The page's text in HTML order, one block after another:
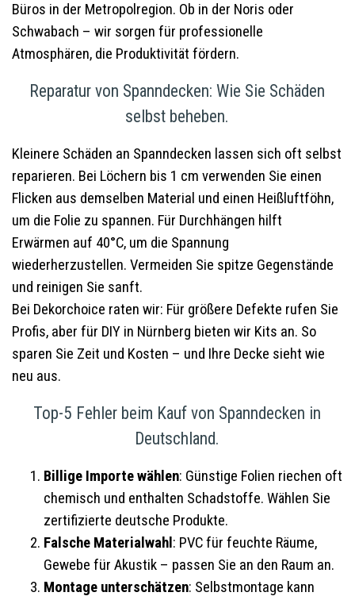
Büros in der Metropolregion. Ob in der Noris oder
Schwabach – wir sorgen für professionelle
Atmosphären, die Produktivität fördern.
Reparatur von Spanndecken: Wie Sie Schäden
selbst beheben.
Kleinere Schäden an Spanndecken lassen sich oft selbst
reparieren. Bei Löchern bis 1 cm verwenden Sie einen
Flicken aus demselben Material und einen Heißluftföhn,
um die Folie zu spannen. Für Durchhängen hilft
Erwärmen auf 40°C, um die Spannung
wiederherzustellen. Vermeiden Sie spitze Gegenstände
und reinigen Sie sanft.
Bei Dekorchoice raten wir: Für größere Defekte rufen Sie
Profis, aber für DIY in Nürnberg bieten wir Kits an. So
sparen Sie Zeit und Kosten – und Ihre Decke sieht wie
neu aus.
Top-5 Fehler beim Kauf von Spanndecken in
Deutschland.
Billige Importe wählen: Günstige Folien riechen oft
chemisch und enthalten Schadstoffe. Wählen Sie
zertifizierte deutsche Produkte.
Falsche Materialwahl : PVC für feuchte Räume,
Gewebe für Akustik – passen Sie an den Raum an.
Montage unterschätzen: Selbstmontage kann